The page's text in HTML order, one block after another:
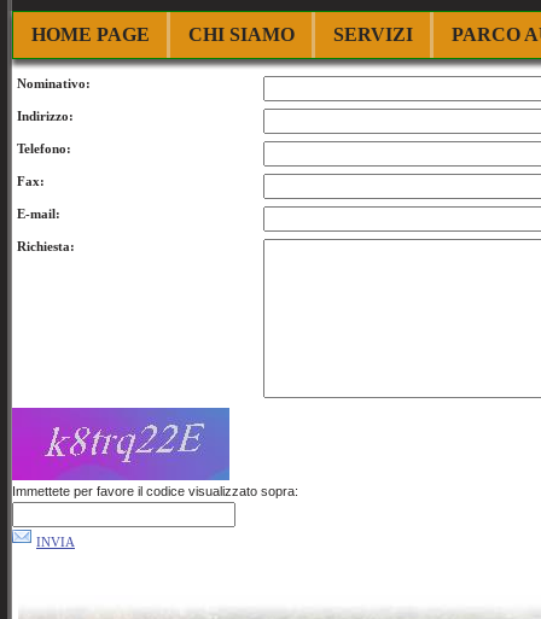
HOME PAGE CHI SIAMO SERVIZI PARCO
Nominativo:
Indirizzo:
Telefono:
Fax:
E-mail:
Richiesta:
Immettete per favore il codice visualizzato sopra:
INVIA